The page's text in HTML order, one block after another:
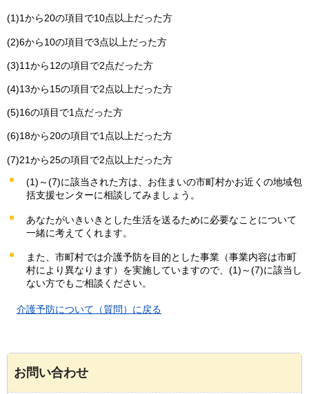
(1)1から20の項目で10点以上だった方
(2)6から10の項目で3点以上だった方
(3)11から12の項目で2点だった方
(4)13から15の項目で2点以上だった方
(5)16の項目で1点だった方
(6)18から20の項目で1点以上だった方
(7)21から25の項目で2点以上だった方
(1)～(7)に該当された方は、お住まいの市町村かお近くの地域包
括支援センターに相談してみましょう。
あなたがいきいきとした生活を送るために必要なことについて
一緒に考えてくれます。
また、市町村では介護予防を目的とした事業（事業内容は市町
村により異なります）を実施していますので、(1)～(7)に該当し
ない方でもご相談ください。
介護予防について（質問）に戻る
お問い合わせ